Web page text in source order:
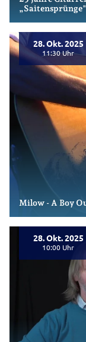
„Saitensprünge"
28. Okt. 2025
11:30
Milow - A Boy
28. Okt. 2025
10:00